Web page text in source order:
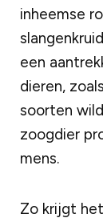
inheemse
een
dieren,
soorten
zoogdier
mens.
Zo krijgt